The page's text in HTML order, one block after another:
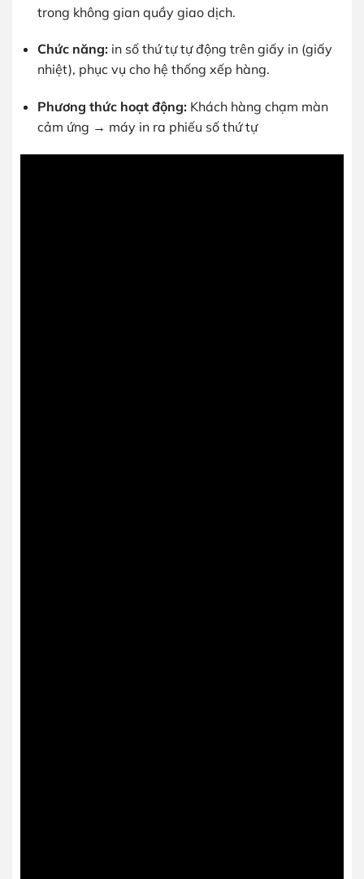
trong không gian quầy giao dịch.
Chức năng:in số thứ tự tự động trên giấy in (giấy
nhiệt), phục vụ cho hệ thống xếp hàng.
Phương thức hoạt động:Khách hàng chạm màn
cảm ứng → máy in ra phiếu số thứ tự